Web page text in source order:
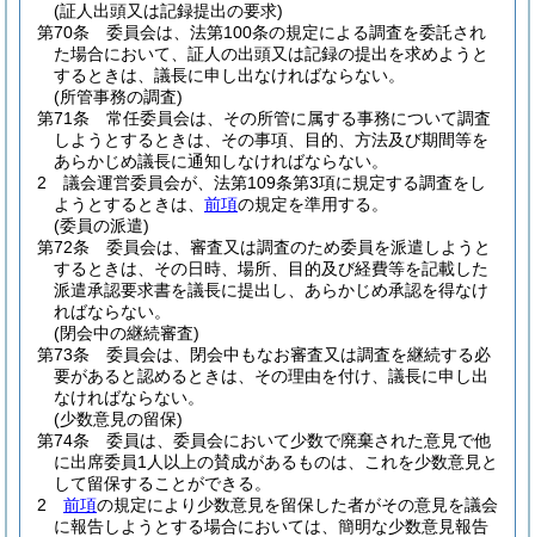
(証人出頭又は記録提出の要求)
第70条
委員会は、法第100条の規定による調査を委託され
た場合において、証人の出頭又は記録の提出を求めようと
するときは、議長に申し出なければならない。
(所管事務の調査)
第71条
常任委員会は、その所管に属する事務について調査
しようとするときは、その事項、目的、方法及び期間等を
あらかじめ議長に通知しなければならない。
2
議会運営委員会が、法第109条第3項に規定する調査をし
ようとするときは、 前項の規定を準用する。
(委員の派遣)
第72条
委員会は、審査又は調査のため委員を派遣しようと
するときは、その日時、場所、目的及び経費等を記載した
派遣承認要求書を議長に提出し、あらかじめ承認を得なけ
ればならない。
(閉会中の継続審査)
第73条
委員会は、閉会中もなお審査又は調査を継続する必
要があると認めるときは、その理由を付け、議長に申し出
なければならない。
(少数意見の留保)
第74条
委員は、委員会において少数で廃棄された意見で他
に出席委員1人以上の賛成があるものは、これを少数意見と
して留保することができる。
2
前項の規定により少数意見を留保した者がその意見を議会
に報告しようとする場合においては、簡明な少数意見報告